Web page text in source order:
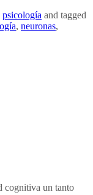
psicología and tagged
, neuronas,
cognitiva un tanto